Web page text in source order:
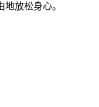
放松身心。